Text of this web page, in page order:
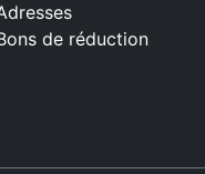
de réduction